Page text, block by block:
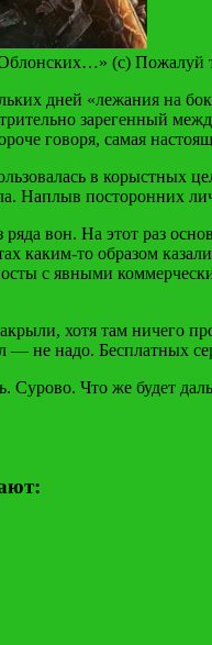
(с) Пожалуй
дней «лежания на
зарегенный
говоря, самая
в корыстных
Наплыв посторонних
вон. На этот раз
каким-то образом
с явными
хотя там ничего
— не надо. Бесплатных
Сурово. Что же будет